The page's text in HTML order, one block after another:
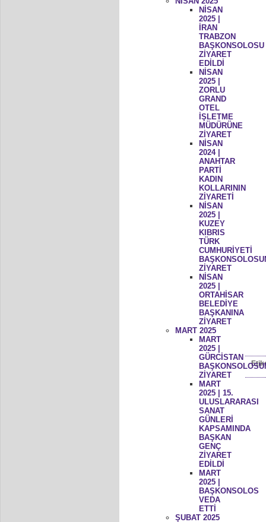
NİSAN
2025 |
İRAN
TRABZON
BAŞKONSOLOSU
ZİYARET
EDİLDİ
NİSAN
2025 |
ZORLU
GRAND
OTEL
İŞLETME
MÜDÜRÜNE
ZİYARET
NİSAN
2024 |
ANAHTAR
PARTİ
KADIN
KOLLARININ
ZİYARETİ
NİSAN
2025 |
KUZEY
KIBRIS
TÜRK
CUMHURİYETİ
ZİYARET
NİSAN
2025 |
ORTAHİSAR
BELEDİYE
BAŞKANINA
ZİYARET
MART 2025
MART
2025 |
GÜRCİSTAN
ZİYARET
MART
2025 | 15.
ULUSLARARASI
SANAT
GÜNLERİ
KAPSAMINDA
BAŞKAN
GENÇ
ZİYARET
EDİLDİ
MART
2025 |
BAŞKONSOLOS
VEDA
ETTİ
ŞUBAT 2025